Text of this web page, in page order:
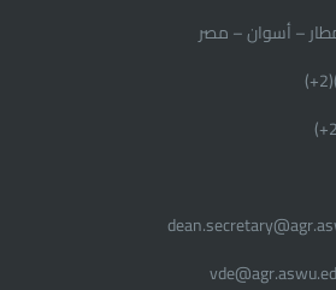
– أسوان – مصر
+
)
+
)